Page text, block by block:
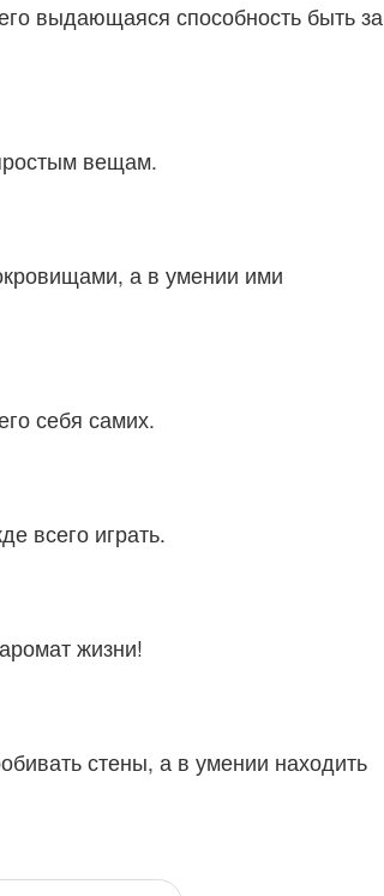
выдающаяся способность быть за
вещам.
а в умении ими
себя самих.
всего играть.
жизни!
стены, а в умении находить